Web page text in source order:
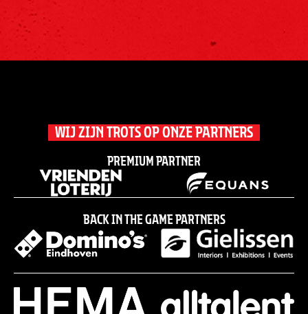
WIJ ZIJN TROTS OP ONZE PARTNERS
Premium partner
Back in the game partners